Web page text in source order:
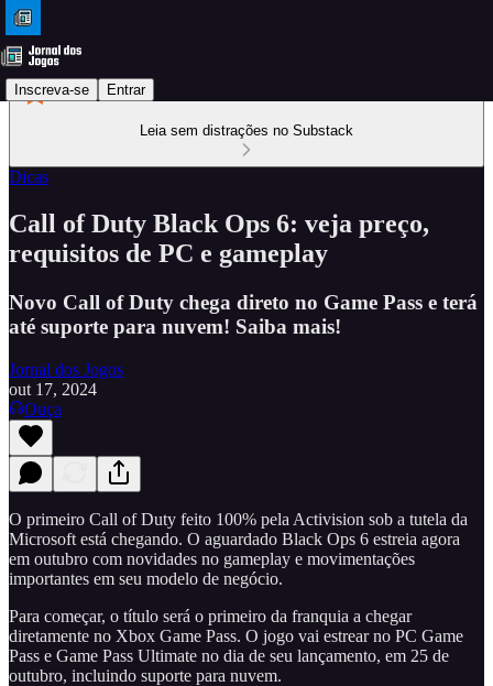
Inscreva-se Entrar
Leia sem distrações no Substack
Dicas
Call of Duty Black Ops 6: veja preço,
requisitos de PC e gameplay
Novo Call of Duty chega direto no Game Pass e terá
até suporte para nuvem! Saiba mais!
Jornal dos Jogos
out 17, 2024
Ouça
O primeiro Call of Duty feito 100% pela Activision sob a tutela da
Microsoft está chegando. O aguardado Black Ops 6 estreia agora
em outubro com novidades no gameplay e movimentações
importantes em seu modelo de negócio.
Para começar, o título será o primeiro da franquia a chegar
diretamente no Xbox Game Pass. O jogo vai estrear no PC Game
Pass e Game Pass Ultimate no dia de seu lançamento, em 25 de
outubro, incluindo suporte para nuvem.